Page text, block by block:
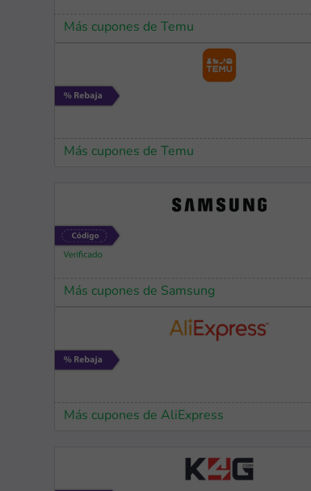
Más cupones de Temu
Más cupones de Temu
Más cupones de Samsung
Más cupones de AliExpress